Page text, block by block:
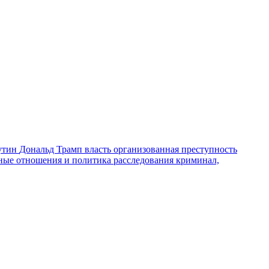
Дональд Трамп власть организованная преступность
отношения и политика расследования криминал,